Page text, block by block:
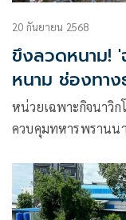
20 กันยายน 2568
ขึงลวดหนาม!
หนาม ช่องทาง
หน่วยเฉพาะกิจนาวิ
ควบคุมทหารพรานนา
รับผิดชอบ